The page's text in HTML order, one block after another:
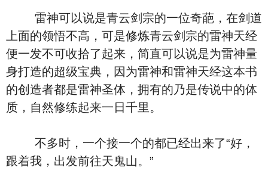
雷神可以说是青云剑宗的一位奇葩，在剑道
上面的领悟不高，可是修炼青云剑宗的雷神天经
便一发不可收拾了起来，简直可以说是为雷神量
身打造的超级宝典，因为雷神和雷神天经这本书
的创造者都是雷神圣体，拥有的乃是传说中的体
质，自然修练起来一日千里。
不多时，一个接一个的都已经出来了“好，
跟着我，出发前往天鬼山。”